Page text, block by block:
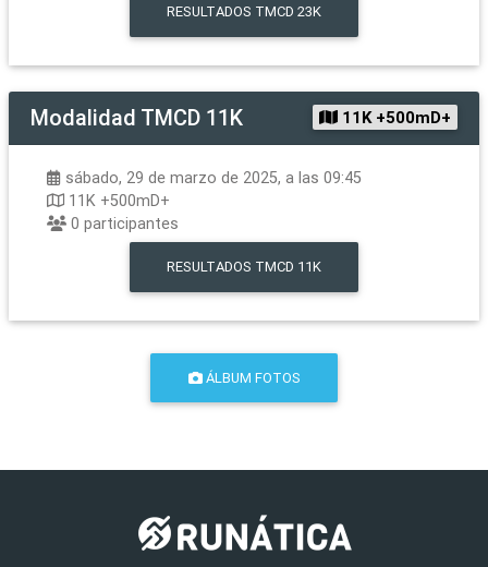
RESULTADOS TMCD 23K
Modalidad TMCD 11K 11K +500mD+
sábado, 29 de marzo de 2025, a las 09:45
11K +500mD+
0 participantes
RESULTADOS TMCD 11K
ÁLBUM FOTOS